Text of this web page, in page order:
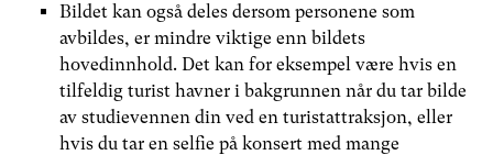
Bildet kan også deles dersom personene som
avbildes, er mindre viktige enn bildets
hovedinnhold. Det kan for eksempel være hvis en
tilfeldig turist havner i bakgrunnen når du tar bilde
av studievennen din ved en turistattraksjon, eller
hvis du tar en selfie på konsert med mange